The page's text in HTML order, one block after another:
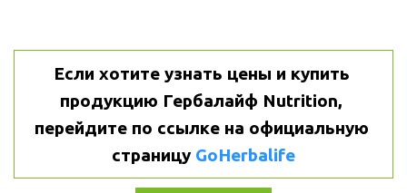
Если хотите узнать цены и купить
продукцию Гербалайф Nutrition,
перейдите по ссылке на официальную
страницу GoHerbalife